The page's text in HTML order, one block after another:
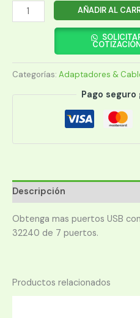
CABLE
MULTIPUERTO
USB
7
AÑADIR AL
Categorías: Adaptadores &
Pago
Descripción
Obtenga mas puertos USB
32240 de 7 puertos.
Productos relacionados